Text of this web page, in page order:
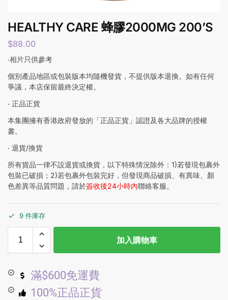
HEALTHY CARE 蜂膠2000MG 200’S
$88.00
‧相片只供參考
個別產品地區或包裝版本均隨機發貨，不提供版本退換。如有任何
爭議，本店保留最終決定權。
‧ 正品正貨
本集團擁有香港政府發放的「正品正貨」認證及各大品牌的授權
書。
‧ 退貨/換貨
所有貨品一律不設退貨或換貨，以下特殊情況除外：1)若發現包裹外
包裝已破損；2)若包裹外包裝完好，但發現商品破損、有異味、顏
色差異等品質問題，請於簽收後24小時內聯絡客服。
9 件庫存
加入購物車
滿$600免運費
100%正品正貨